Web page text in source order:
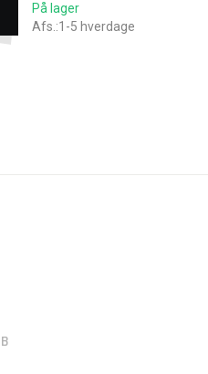
På lager
Afs.:1-5 hverdage